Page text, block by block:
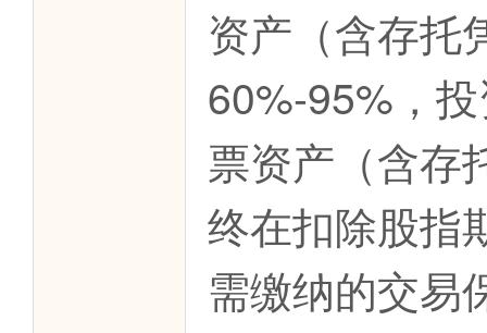
资产（含存托
60%-95%，
票资产（含存
终在扣除股指
需缴纳的交易